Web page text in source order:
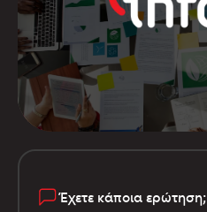
Έχετε κάποια ερώτηση;